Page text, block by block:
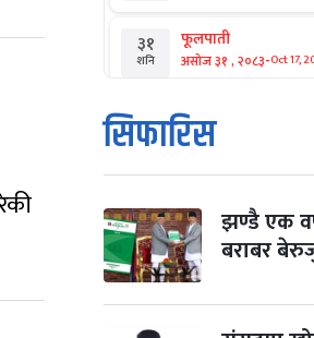
३१
शनि
फूलपाती
असोज ३१ , २०८३-Oct 17,
१
आइत
कार्तिक सङ्क्रान्ति
कार्तिक १, २०८३
मंगल कार्तिक ३, २०८३ -Oct 20,
४ विजयादशमी
कार्तिक ४, २०८३
सिफारिस
झण्डै एक
बराबर